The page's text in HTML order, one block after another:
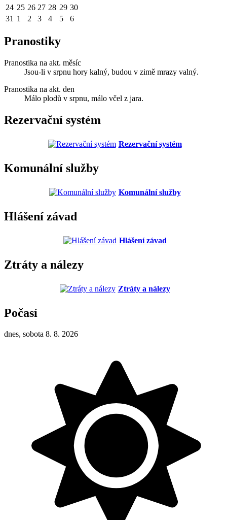
24 25 26 27 28 29 30
31 1 2 3 4 5 6
Pranostiky
Pranostika na akt. měsíc
Jsou-li v srpnu hory kalný, budou v zimě mrazy valný.
Pranostika na akt. den
Málo plodů v srpnu, málo včel z jara.
Rezervační systém
Rezervační systém
Komunální služby
Komunální služby
Hlášení závad
Hlášení závad
Ztráty a nálezy
Ztráty a nálezy
Počasí
dnes, sobota 8. 8. 2026